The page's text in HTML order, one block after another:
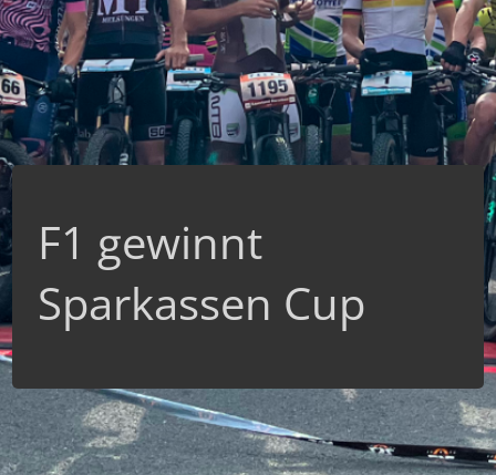
F1 gewinnt
Sparkassen Cup